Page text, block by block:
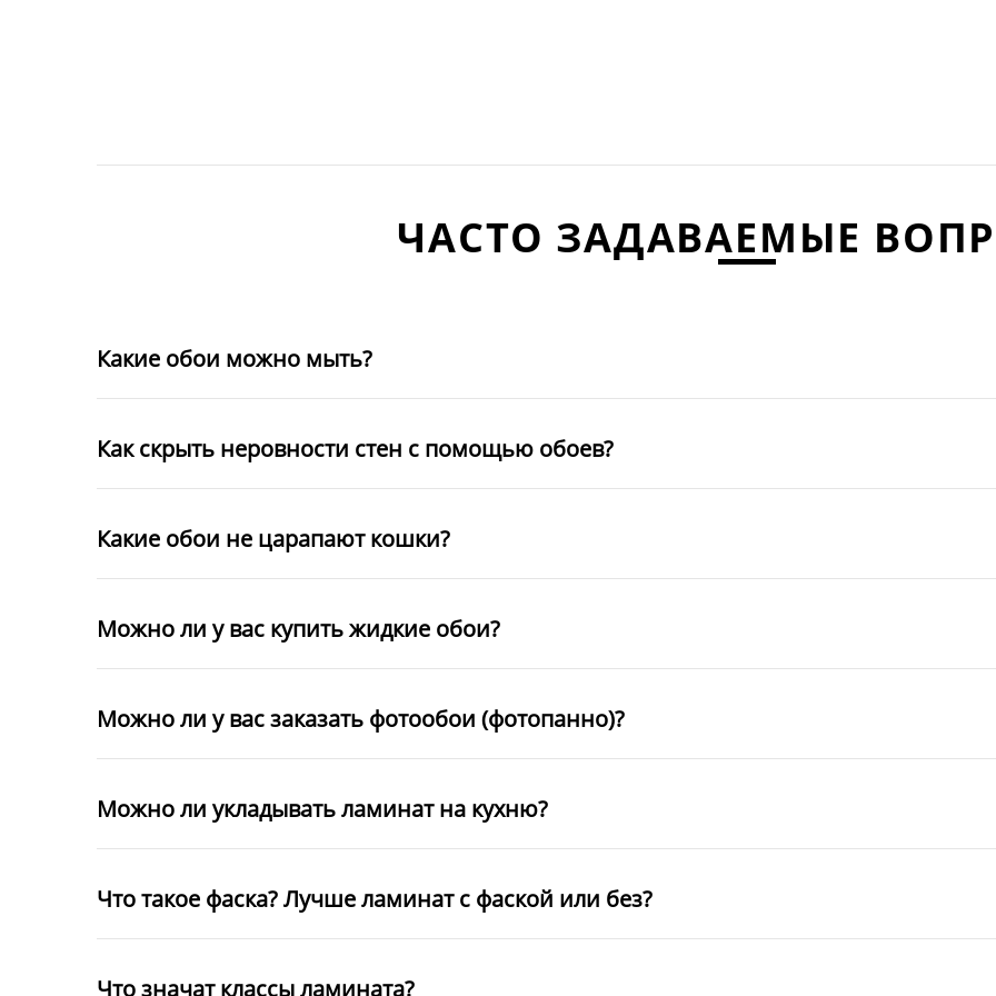
ЧАСТО ЗАДАВАЕМЫЕ
Какие обои можно мыть?
Как скрыть неровности стен с помощью обоев?
Какие обои не царапают кошки?
Можно ли у вас купить жидкие обои?
Можно ли у вас заказать фотообои (фотопанно)?
Можно ли укладывать ламинат на кухню?
Что такое фаска? Лучше ламинат с фаской или без?
Что значат классы ламината?